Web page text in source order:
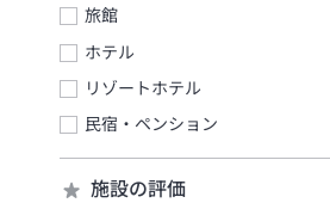
旅館
ホテル
リゾートホテル
民宿・ペンション
施設の評価